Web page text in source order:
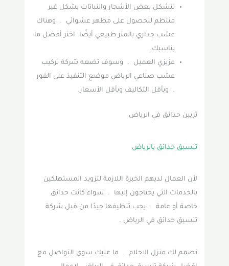
تتشكل بعض الأشجار والنباتات بشكل غير
منتظم للحصول على مظهر عشوائي . وهناك
عشب جداري بالمتر طبيعي أيضًا. اختر أفضل ما
يناسبك.
عزيزي العميل . وسوف تضعه شركة تركيب
عشب صناعي الرياض موضع التنفيذ على الفور
. وبأقل التكاليف وبأقل الأسعار.
تزيين حدائق في الرياض
تنسيق حدائق بالرياض
لأن العمال لديهم الخبرة اللازمة لتزويد المستهلكين
بالخدمات التي يحتاجون إليها . سواء كانت حدائق
خاصة أو عامة . يجب تنظيفها جيدًا من قبل شركة
تنسيق حدائق في الرياض .
نصمم لك منزل الاحلام . ما عليك سوى التواصل مع